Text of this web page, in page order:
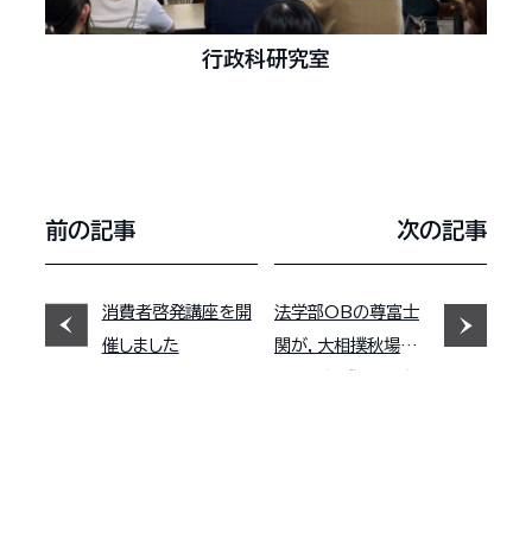
行政科研究室
前の記事
消費者啓発講座を開
催しました
次の記事
法学部OBの尊富士
関が，大相撲秋場所